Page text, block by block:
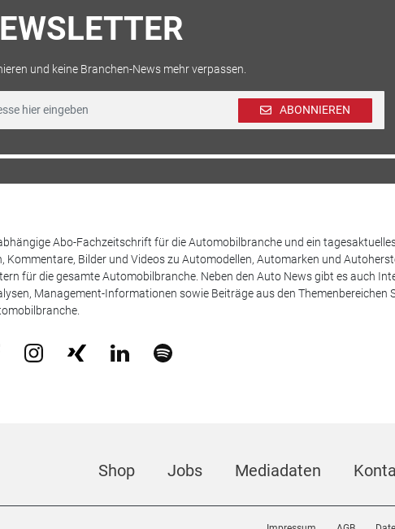
und keine Branchen-News mehr verpassen.
ABONNIEREN
Abo-Fachzeitschrift für die Automobilbranche und ein
Bilder und Videos zu Automodellen, Automarken und
für die gesamte Automobilbranche. Neben den Auto News gibt es auch
Management-Informationen sowie Beiträge aus den Themenbereichen
Shop Jobs Mediadaten